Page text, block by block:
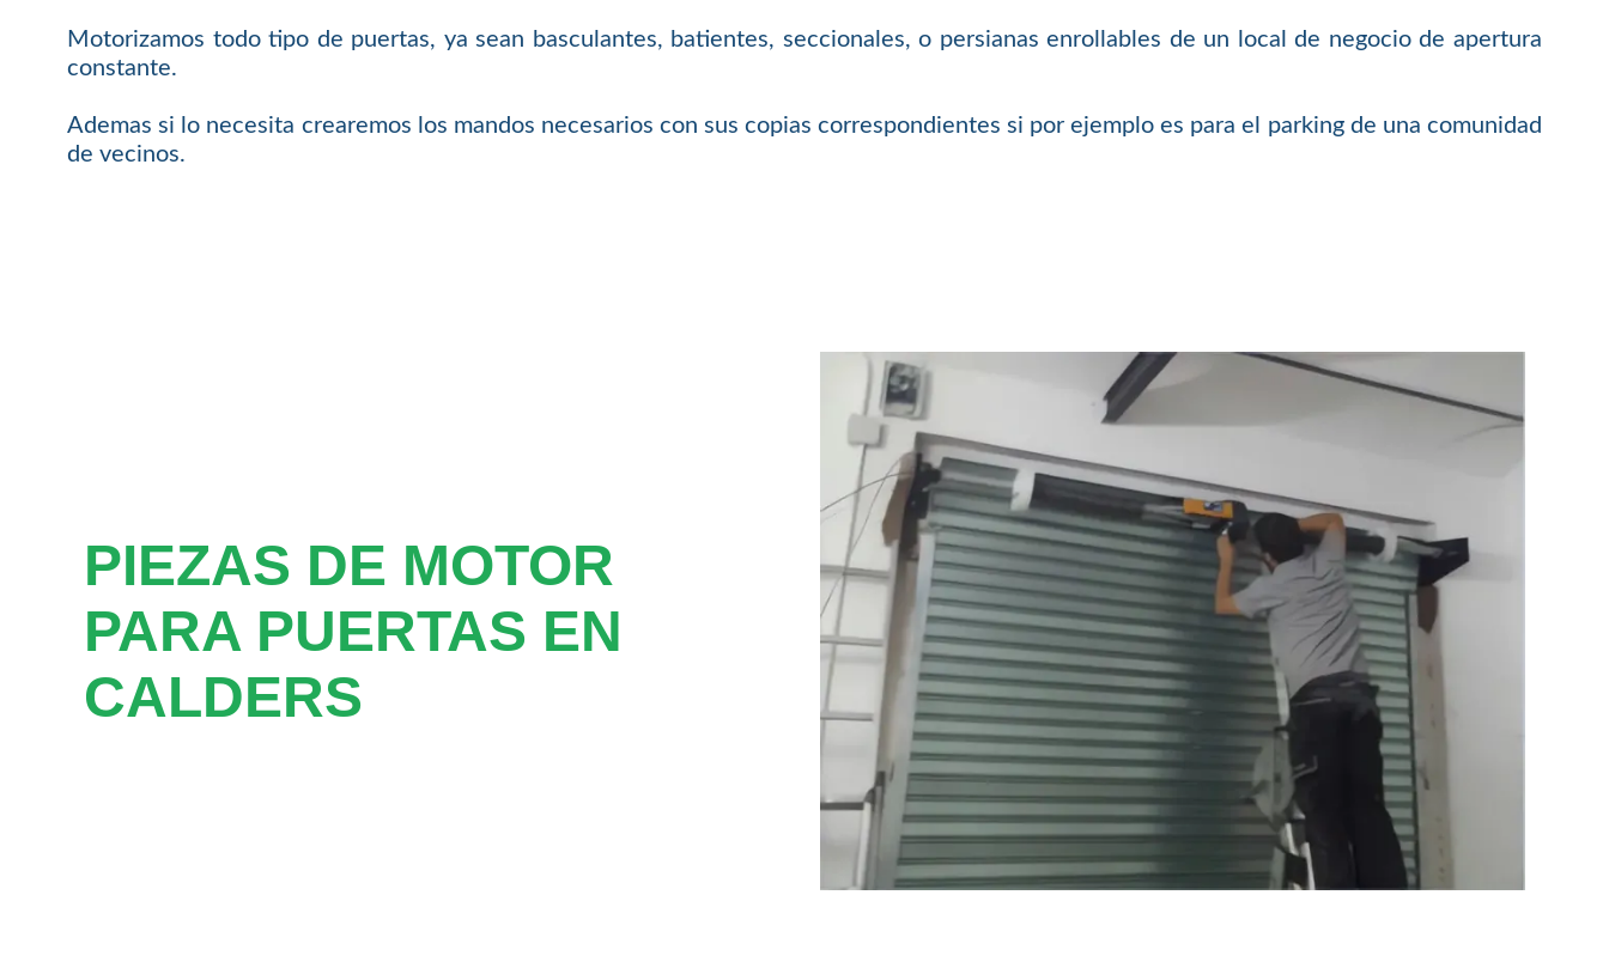
Motorizamos todo tipo de puertas, ya sean basculantes, batientes, seccionales, o persianas enrollables de un local de negocio de apertura
constante.
Ademas si lo necesita crearemos los mandos necesarios con sus copias correspondientes si por ejemplo es para el parking de una comunidad
de vecinos.
PIEZAS DE MOTOR
PARA PUERTAS EN
CALDERS